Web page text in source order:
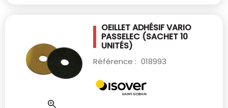
OEILLET ADHÉSIF VARIO
PASSELEC (SACHET 10
UNITÉS)
Référence : 018993